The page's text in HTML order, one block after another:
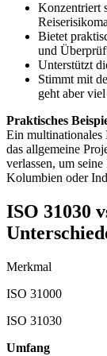
Konzentriert
Bietet
und
Unterstützt
Stimmt mit
geht aber
Praktisches
Ein multinationales
das allgemeine
verlassen, um
Kolumbien oder
ISO 31030
Merkmal
ISO 31000
ISO 31030
Umfang